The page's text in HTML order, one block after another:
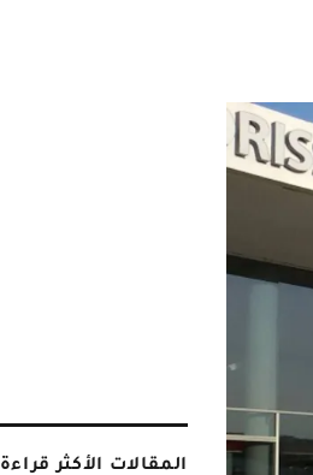
المقالات الأكثر قراءة